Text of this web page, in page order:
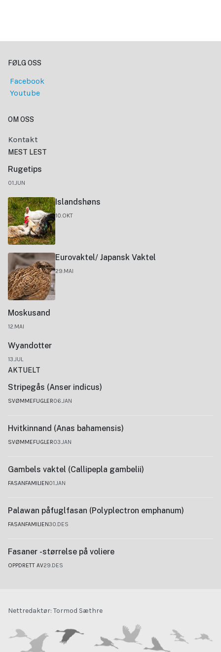
FØLG OSS
Facebook
Youtube
OM OSS
Kontakt
MEST LEST
Rugetips
01.JUN
Islandshøns
10.OKT
Eurovaktel/ Japansk Vaktel
29.MAI
Moskusand
12.MAI
Wyandotter
13.JUL
AKTUELT
Stripegås (Anser indicus)
SVØMMEFUGLER06.JAN
Hvitkinnand (Anas bahamensis)
SVØMMEFUGLER03.JAN
Gambels vaktel (Callipepla gambelii)
FASANFAMILIEN01.JAN
Palawan påfuglfasan (Polyplectron emphanum)
FASANFAMILIEN30.DES
Fasaner -størrelse på voliere
OPPDRETT AV29.DES
Nettredaktør: Tormod Sæthre